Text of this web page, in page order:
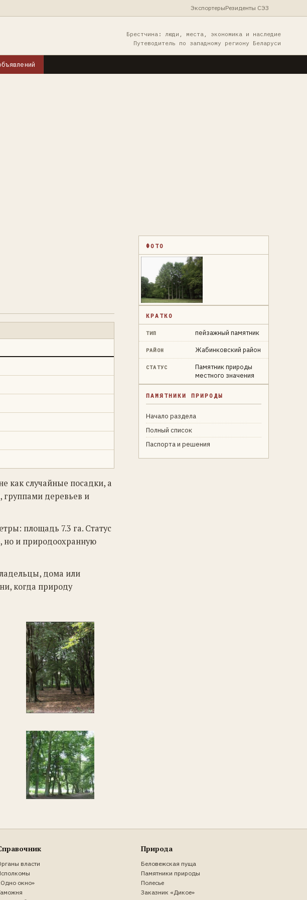
ЭкспортерыРезиденты СЭЗ
Брестчина: люди, места, экономика и наследие
Путеводитель по западному региону Беларуси
как случайные посадки, а
группами деревьев и
площадь 7.3 га. Статус
но и природоохранную
дома или
когда природу
ФОТО
КРАТКО
ТИП пейзажный памятник
РАЙОН Жабинковский район
СТАТУС
Памятник природы
местного значения
ПАМЯТНИКИ ПРИРОДЫ
Начало раздела
Полный список
Паспорта и решения
власти
окно»
Природа
Беловежская пуща
Памятники природы
Полесье
Заказник «Дикое»